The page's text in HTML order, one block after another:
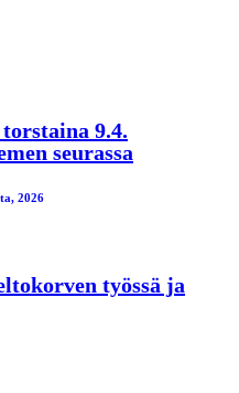
9.4.
seurassa
2026
työssä ja